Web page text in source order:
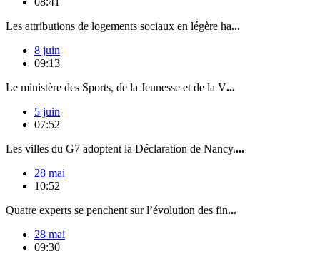
Les attributions de logements sociaux en légère ha...
8 juin
09:13
Le ministère des Sports, de la Jeunesse et de la V...
5 juin
07:52
Les villes du G7 adoptent la Déclaration de Nancy....
28 mai
10:52
Quatre experts se penchent sur l’évolution des fin...
28 mai
09:30